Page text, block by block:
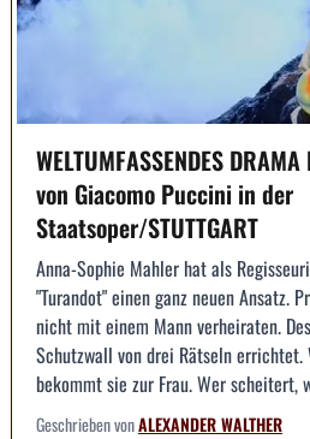
WELTUMFASSENDES
von Giacomo Puccini in der
Staatsoper/STUTTGART
Anna-Sophie Mahler hat als
"Turandot" einen ganz neuen Ansatz.
nicht mit einem Mann verheiraten.
Schutzwall von drei Rätseln errichtet.
bekommt sie zur Frau. Wer scheitert,
Geschrieben vonALEXANDER WALTHER